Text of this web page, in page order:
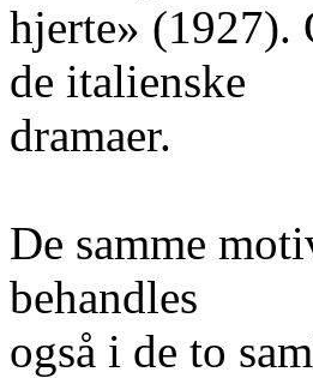
hjerte» (1927).
de italienske
dramaer.
De samme
behandles
også i de to